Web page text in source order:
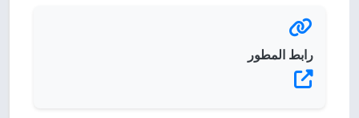
رابط المطور